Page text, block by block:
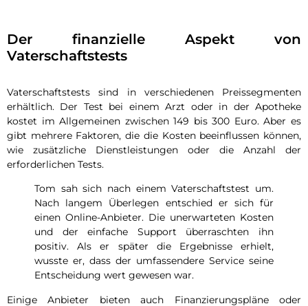
Der finanzielle Aspekt von
Vaterschaftstests
Vaterschaftstests sind in verschiedenen Preissegmenten
erhältlich. Der Test bei einem Arzt oder in der Apotheke
kostet im Allgemeinen zwischen 149 bis 300 Euro. Aber es
gibt mehrere Faktoren, die die Kosten beeinflussen können,
wie zusätzliche Dienstleistungen oder die Anzahl der
erforderlichen Tests.
Tom sah sich nach einem Vaterschaftstest um.
Nach langem Überlegen entschied er sich für
einen Online-Anbieter. Die unerwarteten Kosten
und der einfache Support überraschten ihn
positiv. Als er später die Ergebnisse erhielt,
wusste er, dass der umfassendere Service seine
Entscheidung wert gewesen war.
Einige Anbieter bieten auch Finanzierungspläne oder